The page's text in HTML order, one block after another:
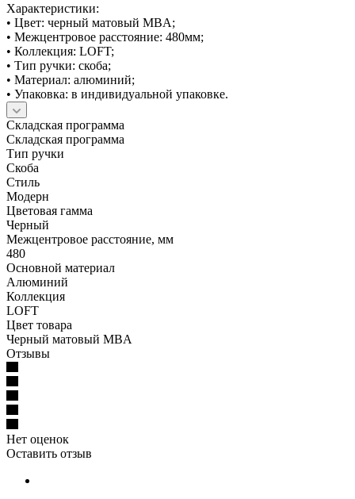
Характеристики:
• Цвет: черный матовый MBA;
• Межцентровое расстояние: 480мм;
• Коллекция: LOFT;
• Тип ручки: скоба;
• Материал: алюминий;
• Упаковка: в индивидуальной упаковке.
Складская программа
Складская программа
Тип ручки
Скоба
Стиль
Модерн
Цветовая гамма
Черный
Межцентровое расстояние, мм
480
Основной материал
Алюминий
Коллекция
LOFT
Цвет товара
Черный матовый MBA
Отзывы
Нет оценок
Оставить отзыв